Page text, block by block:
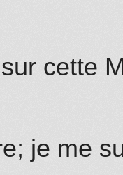
cette
je me